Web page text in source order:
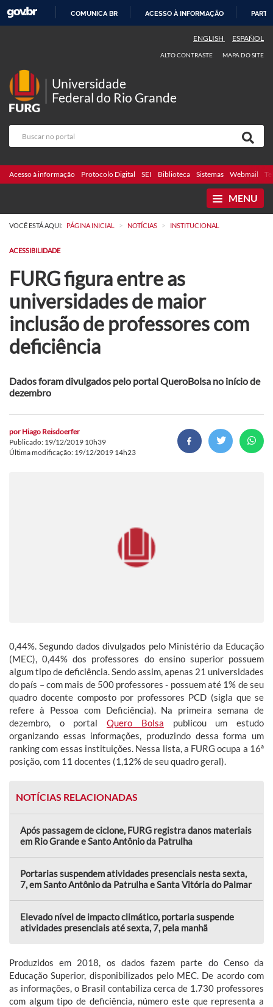
COMUNICA BR ACESSO À INFORMAÇÃO
ENGLISH ESPAÑOL
ALTO CONTRASTE MAPA DO SITE
Universidade
Federal do Rio Grande
Acesso à informação Protocolo Digital SEI Biblioteca Sistemas Webmail
MENU
VOCÊ ESTÁ AQUI: PÁGINA INICIAL > NOTÍCIAS > INSTITUCIONAL
ACESSIBILIDADE
FURG figura entre as
universidades de maior
inclusão de professores com
deficiência
Dados foram divulgados pelo portal QueroBolsa no início de
dezembro
por Hiago Reisdoerfer
Publicado: 19/12/2019 10h39
Última modificação: 19/12/2019 14h23
0,44%. Segundo dados divulgados pelo Ministério da Educação
(MEC), 0,44% dos professores do ensino superior possuem
algum tipo de deficiência. Sendo assim, apenas 21 universidades
do país – com mais de 500 professores - possuem até 1% de seu
quadro docente composto por professores PCD (sigla que se
refere à Pessoa com Deficiência). Na primeira semana de
dezembro, o portalQuero Bolsa publicou um estudo
organizando essas informações, produzindo dessa forma um
ranking com essas instituições. Nessa lista, a FURG ocupa a 16ª
posição, com 11 docentes (1,12% de seu quadro geral).
NOTÍCIAS RELACIONADAS
Após passagem de ciclone, FURG registra danos materiais
em Rio Grande e Santo Antônio da Patrulha
Portarias suspendem atividades presenciais nesta sexta,
7, em Santo Antônio da Patrulha e Santa Vitória do Palmar
Elevado nível de impacto climático, portaria suspende
atividades presenciais até sexta, 7, pela manhã
Produzidos em 2018, os dados fazem parte do Censo da
Educação Superior, disponibilizados pelo MEC. De acordo com
as informações, o Brasil contabiliza cerca de 1.730 professores
com algum tipo de deficiência, número este que representa a